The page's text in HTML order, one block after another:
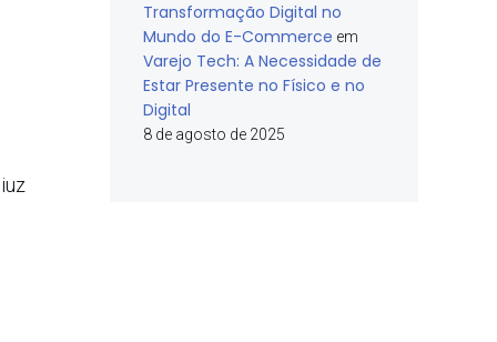
Transformação Digital no
Mundo do E-Commerce em
Varejo Tech: A Necessidade de
Estar Presente no Físico e no
Digital
8 de agosto de 2025